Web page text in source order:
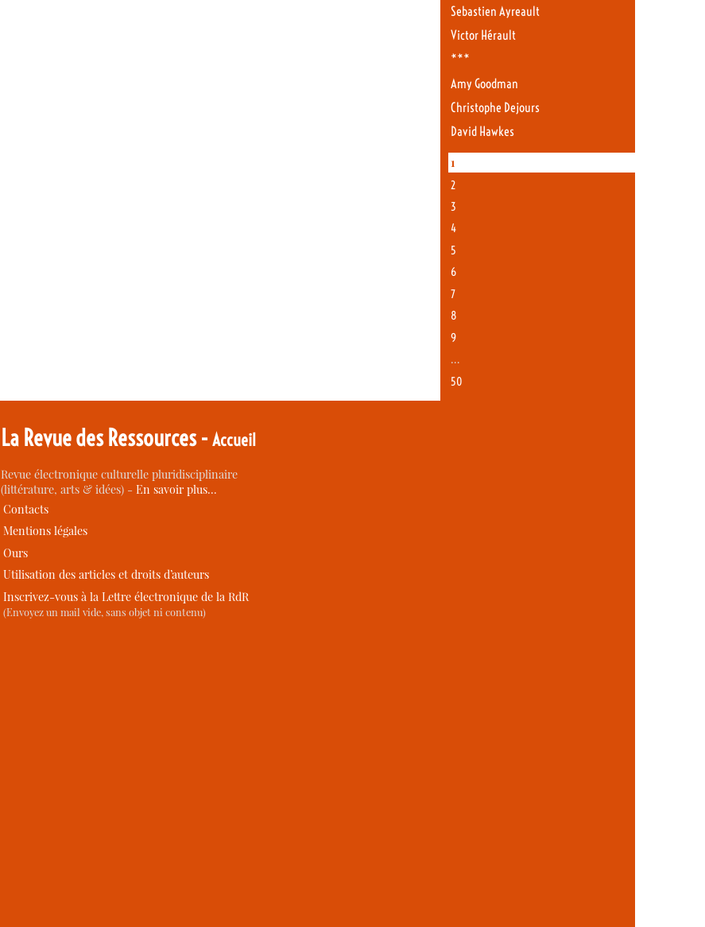
Sebastien Ayreault
Victor Hérault
***
Amy Goodman
Christophe Dejours
David Hawkes
1
2
3
4
5
6
7
8
9
…
50
La Revue des Ressources -Accueil
Revue électronique culturelle pluridisciplinaire
(littérature, arts & idées) -En savoir plus…
Contacts
Mentions légales
Ours
Utilisation des articles et droits d’auteurs
Inscrivez-vous à la Lettre électronique de la RdR
(Envoyez un mail vide, sans objet ni contenu)